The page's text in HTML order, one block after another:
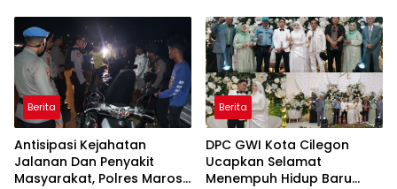
Pertama di Takalar,
Melayani Terapis Gratis
untuk Pasien Dhuafa dan
umum.
Gratis
Berita
Antisipasi Kejahatan
Jalanan Dan Penyakit
Masyarakat, Polres Maros
Berita
DPC GWI Kota Cilegon
Ucapkan Selamat
Menempuh Hidup Baru